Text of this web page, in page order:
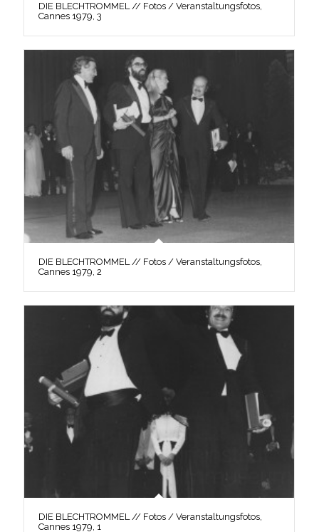
DIE BLECHTROMMEL // Fotos / Veranstaltungsfotos,
Cannes 1979, 3
DIE BLECHTROMMEL // Fotos / Veranstaltungsfotos,
Cannes 1979, 2
DIE BLECHTROMMEL // Fotos / Veranstaltungsfotos,
Cannes 1979, 1